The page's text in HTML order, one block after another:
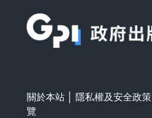
關於本站 隱私權及安全政策
覽